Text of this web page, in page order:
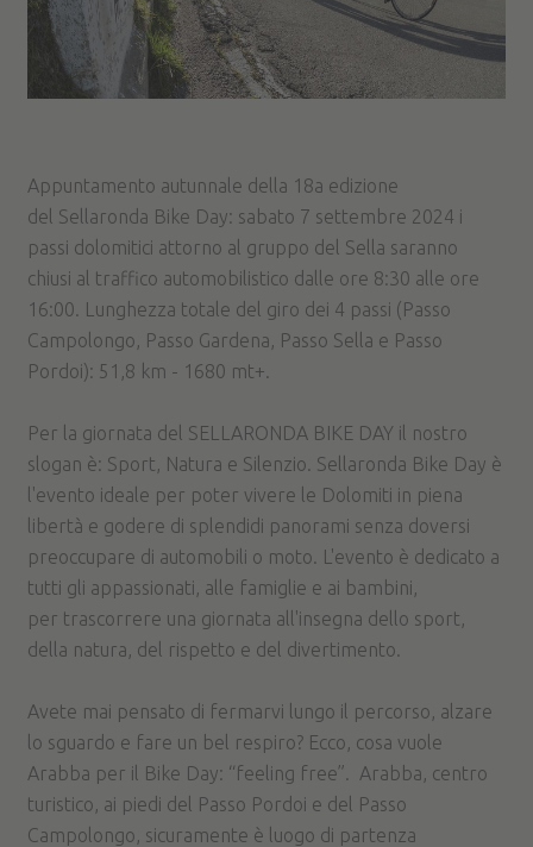
Appuntamento autunnale della 18a edizione
del Sellaronda Bike Day: sabato 7 settembre 2024 i
passi dolomitici attorno al gruppo del Sella saranno
chiusi al traffico automobilistico dalle ore 8:30 alle ore
16:00. Lunghezza totale del giro dei 4 passi (Passo
Campolongo, Passo Gardena, Passo Sella e Passo
Pordoi): 51,8 km - 1680 mt+.
Per la giornata del SELLARONDA BIKE DAY il nostro
slogan è: Sport, Natura e Silenzio. Sellaronda Bike Day è
l'evento ideale per poter vivere le Dolomiti in piena
libertà e godere di splendidi panorami senza doversi
preoccupare di automobili o moto. L'evento è dedicato a
tutti gli appassionati, alle famiglie e ai bambini,
per trascorrere una giornata all'insegna dello sport,
della natura, del rispetto e del divertimento.
Avete mai pensato di fermarvi lungo il percorso, alzare
lo sguardo e fare un bel respiro? Ecco, cosa vuole
Arabba per il Bike Day: “feeling free”. Arabba, centro
turistico, ai piedi del Passo Pordoi e del Passo
Campolongo, sicuramente è luogo di partenza